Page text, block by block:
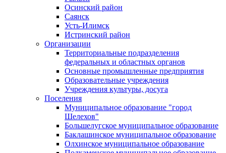
Осинский район
Саянск
Усть-Илимск
Истринский район
Организации
Территориальные подразделения
федеральных и областных органов
Основные промышленные предприятия
Образовательные учреждения
Учреждения культуры, досуга
Поселения
Муниципальное образование "город
Шелехов"
Большелугское муниципальное образование
Баклашинское муниципальное образование
Олхинское муниципальное образование